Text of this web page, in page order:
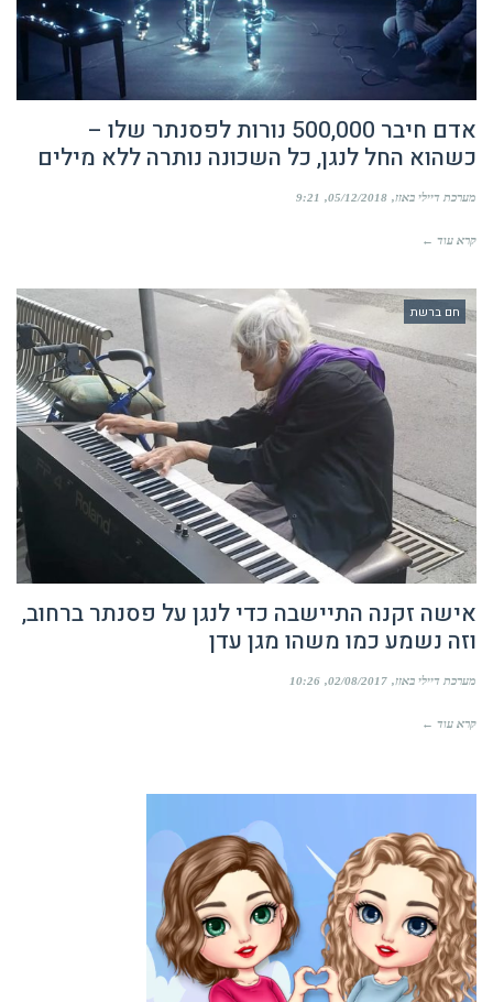
אדם חיבר 500,000 נורות לפסנתר שלו –
כשהוא החל לנגן, כל השכונה נותרה ללא מילים
מערכת דיילי באזז 05/12/2018
9:21
קרא עוד ←
חם ברשת
אישה זקנה התיישבה כדי לנגן על פסנתר ברחוב,
וזה נשמע כמו משהו מגן עדן
מערכת דיילי באזז 02/08/2017
10:26
קרא עוד ←